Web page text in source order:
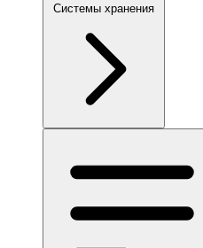
Системы хранения